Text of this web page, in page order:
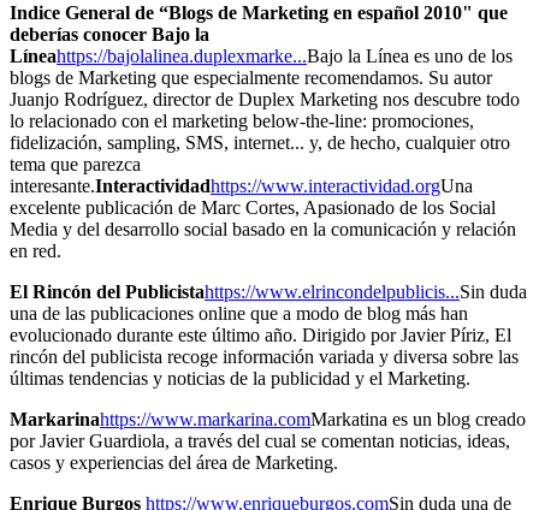
Indice General de “Blogs de Marketing en español 2010" que
deberías conocer Bajo la
Líneahttps://bajolalinea.duplexmarke...Bajo la Línea es uno de los
blogs de Marketing que especialmente recomendamos. Su autor
Juanjo Rodríguez, director de Duplex Marketing nos descubre todo
lo relacionado con el marketing below-the-line: promociones,
fidelización, sampling, SMS, internet... y, de hecho, cualquier otro
tema que parezca
interesante.Interactividadhttps://www.interactividad.orgUna
excelente publicación de Marc Cortes, Apasionado de los Social
Media y del desarrollo social basado en la comunicación y relación
en red.
El Rincón del Publicistahttps://www.elrincondelpublicis...Sin duda
una de las publicaciones online que a modo de blog más han
evolucionado durante este último año. Dirigido por Javier Píriz, El
rincón del publicista recoge información variada y diversa sobre las
últimas tendencias y noticias de la publicidad y el Marketing.
Markarinahttps://www.markarina.comMarkatina es un blog creado
por Javier Guardiola, a través del cual se comentan noticias, ideas,
casos y experiencias del área de Marketing.
Enrique Burgos https://www.enriqueburgos.comSin duda una de